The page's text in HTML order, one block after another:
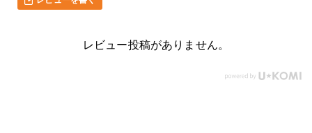
レビュー投稿がありません。